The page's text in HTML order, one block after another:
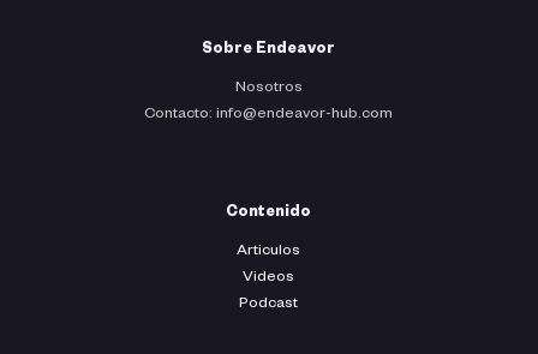
Sobre Endeavor
Nosotros
Contacto: info@endeavor-hub.com
Contenido
Articulos
Videos
Podcast